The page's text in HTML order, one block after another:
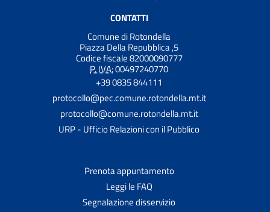
CONTATTI
Comune di Rotondella
Piazza Della Repubblica ,5
Codice fiscale 82000090777
P. IVA:00497240770
+39 0835 844111
protocollo@pec.comune.rotondella.mt.it
protocollo@comune.rotondella.mt.it
URP - Ufficio Relazioni con il Pubblico
Prenota appuntamento
Leggi le FAQ
Segnalazione disservizio